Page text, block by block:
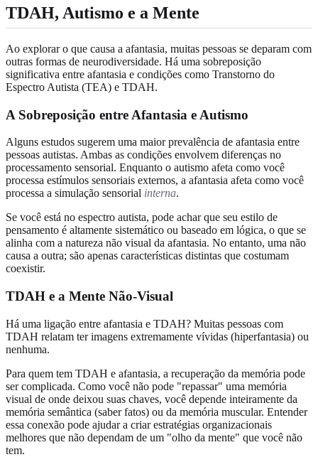
TDAH, Autismo e a Mente
Ao explorar o que causa a afantasia, muitas pessoas se deparam com
outras formas de neurodiversidade. Há uma sobreposição
significativa entre afantasia e condições como Transtorno do
Espectro Autista (TEA) e TDAH.
A Sobreposição entre Afantasia e Autismo
Alguns estudos sugerem uma maior prevalência de afantasia entre
pessoas autistas. Ambas as condições envolvem diferenças no
processamento sensorial. Enquanto o autismo afeta como você
processa estímulos sensoriais externos, a afantasia afeta como você
processa a simulação sensorial interna.
Se você está no espectro autista, pode achar que seu estilo de
pensamento é altamente sistemático ou baseado em lógica, o que se
alinha com a natureza não visual da afantasia. No entanto, uma não
causa a outra; são apenas características distintas que costumam
coexistir.
TDAH e a Mente Não-Visual
Há uma ligação entre afantasia e TDAH? Muitas pessoas com
TDAH relatam ter imagens extremamente vívidas (hiperfantasia) ou
nenhuma.
Para quem tem TDAH e afantasia, a recuperação da memória pode
ser complicada. Como você não pode "repassar" uma memória
visual de onde deixou suas chaves, você depende inteiramente da
memória semântica (saber fatos) ou da memória muscular. Entender
essa conexão pode ajudar a criar estratégias organizacionais
melhores que não dependam de um "olho da mente" que você não
tem.